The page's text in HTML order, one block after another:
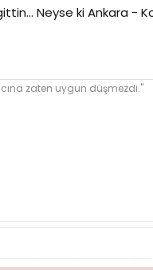
Neyse ki Ankara -
zaten uygun düşmezdi."